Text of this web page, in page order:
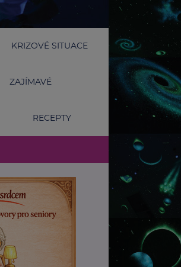
KRIZOVÉ SITUACE
ZAJÍMAVÉ
RECEPTY